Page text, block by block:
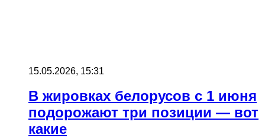
15.05.2026, 15:31
В жировках белорусов с 1 июня
подорожают три позиции — вот
какие